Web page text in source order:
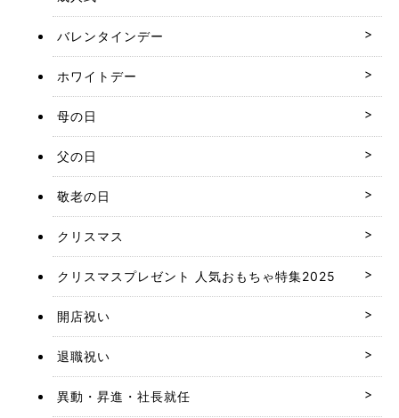
バレンタインデー
ホワイトデー
母の日
父の日
敬老の日
クリスマス
クリスマスプレゼント 人気おもちゃ特集2025
開店祝い
退職祝い
異動・昇進・社長就任